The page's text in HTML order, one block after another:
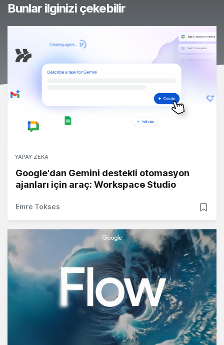
Bunlar ilginizi çekebilir
YAPAY ZEKA
Google'dan Gemini destekli otomasyon
ajanları için araç: Workspace Studio
Emre Tokses